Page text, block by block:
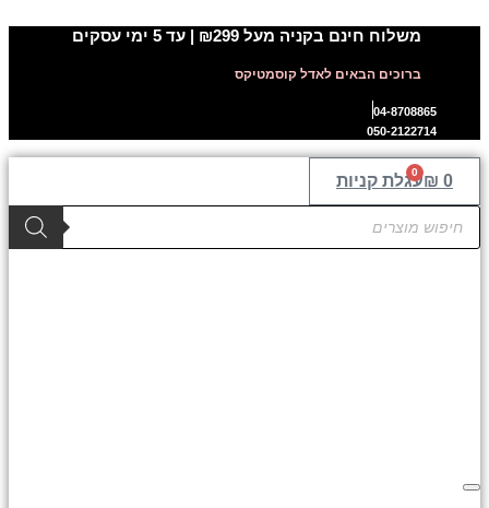
דלג
משלוח חינם בקניה מעל ₪299 | עד 5 ימי עסקים
ברוכים הבאים לאדל קוסמטיקס
04-8708865
050-2122714
₪ 0
0
עגלת קניות
Products
search